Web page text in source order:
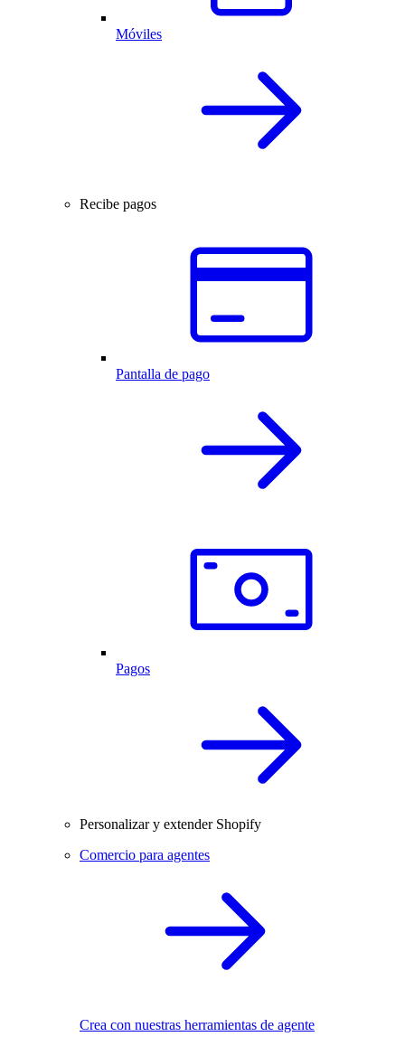
Móviles
Recibe pagos
Pantalla de pago
Pagos
Personalizar y extender Shopify
Comercio para agentes
Crea con nuestras herramientas de agente